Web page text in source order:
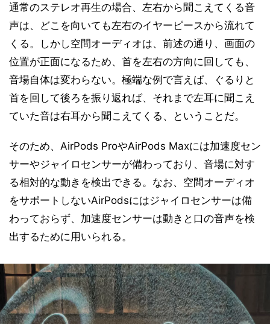
通常のステレオ再生の場合、左右から聞こえてくる音
声は、どこを向いても左右のイヤーピースから流れて
くる。しかし空間オーディオは、前述の通り、画面の
位置が正面になるため、首を左右の方向に回しても、
音場自体は変わらない。極端な例で言えば、ぐるりと
首を回して後ろを振り返れば、それまで左耳に聞こえ
ていた音は右耳から聞こえてくる、ということだ。
そのため、AirPods ProやAirPods Maxには加速度セン
サーやジャイロセンサーが備わっており、音場に対す
る相対的な動きを検出できる。なお、空間オーディオ
をサポートしないAirPodsにはジャイロセンサーは備
わっておらず、加速度センサーは動きと口の音声を検
出するために用いられる。